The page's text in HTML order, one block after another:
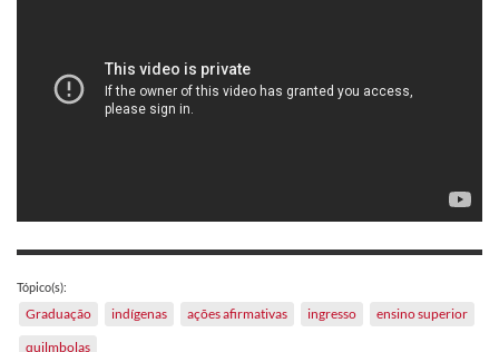
Tópico(s):
Graduação indígenas ações afirmativas ingresso
ensino superior
quilmbolas